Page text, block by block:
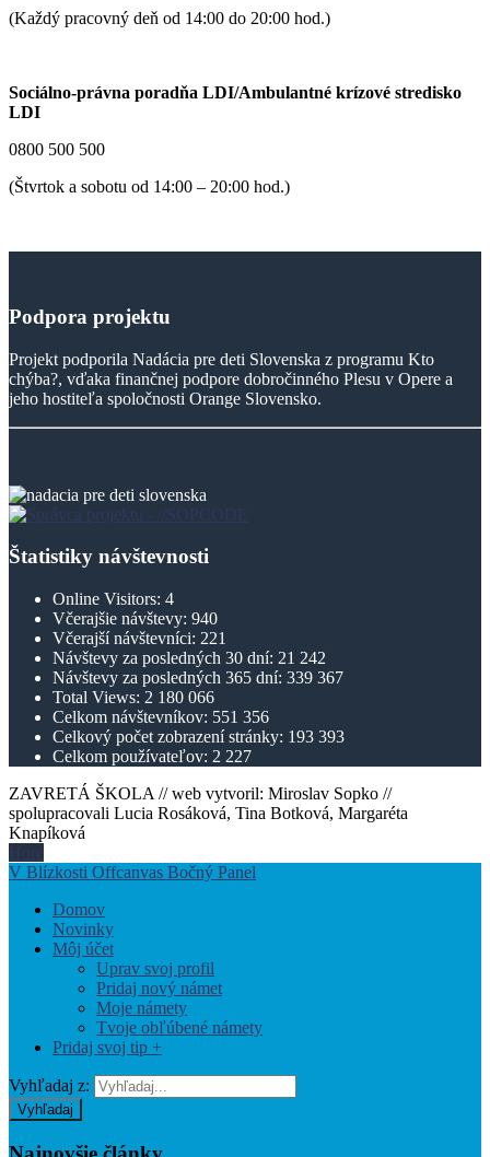
(Každý pracovný deň od 14:00 do 20:00 hod.)
Sociálno-právna poradňa LDI/Ambulantné krízové stredisko
LDI
0800 500 500
(Štvrtok a sobotu od 14:00 – 20:00 hod.)
Podpora projektu
Projekt podporila Nadácia pre deti Slovenska z programu Kto
chýba?, vďaka finančnej podpore dobročinného Plesu v Opere a
jeho hostiteľa spoločnosti Orange Slovensko.
Štatistiky návštevnosti
Online Visitors: 4
Včerajšie návštevy: 940
Včerajší návštevníci: 221
Návštevy za posledných 30 dní: 21 242
Návštevy za posledných 365 dní: 339 367
Total Views: 2 180 066
Celkom návštevníkov: 551 356
Celkový počet zobrazení stránky: 193 393
Celkom používateľov: 2 227
ZAVRETÁ ŠKOLA // web vytvoril: Miroslav Sopko //
spolupracovali Lucia Rosáková, Tina Botková, Margaréta
Knapíková
Hore
V Blízkosti Offcanvas Bočný Panel
Domov
Novinky
Môj účet
Uprav svoj profil
Pridaj nový námet
Moje námety
Tvoje obľúbené námety
Pridaj svoj tip +
Vyhľadaj z:
Vyhľadaj